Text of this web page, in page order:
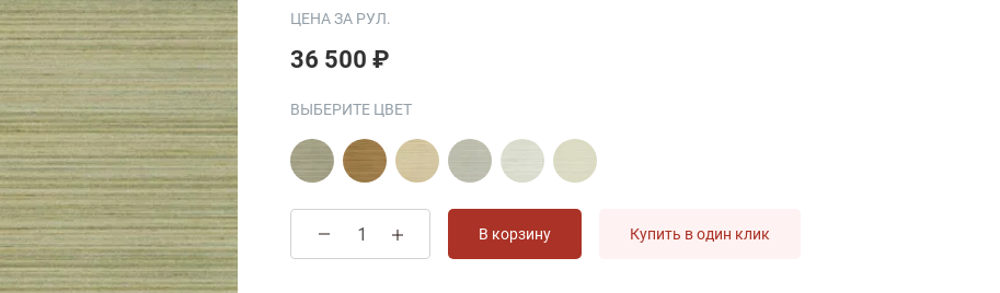
ЦЕНА ЗА РУЛ.
36 500 ₽
ВЫБЕРИТЕ ЦВЕТ
В корзину Купить в один клик